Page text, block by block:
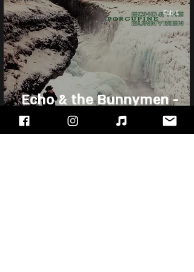
The Wiz
Echo & the Bunnymen -
Porcupine
Feb 4